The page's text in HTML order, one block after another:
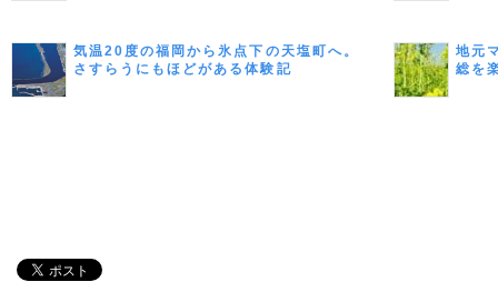
気温20度の福岡から氷点下の天塩町へ。
さすらうにもほどがある体験記
地元
総を